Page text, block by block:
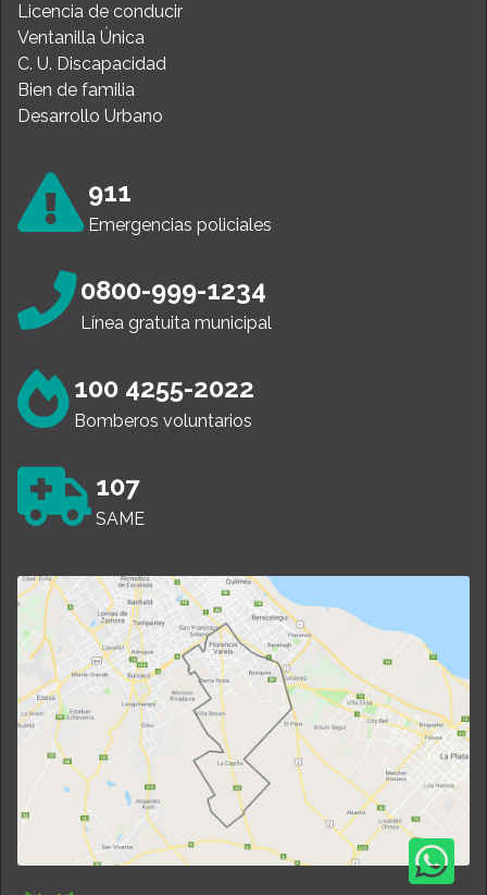
Licencia de conducir
Ventanilla Única
C. U. Discapacidad
Bien de familia
Desarrollo Urbano
911
Emergencias policiales
0800-999-1234
Línea gratuita municipal
100 4255-2022
Bomberos voluntarios
107
SAME